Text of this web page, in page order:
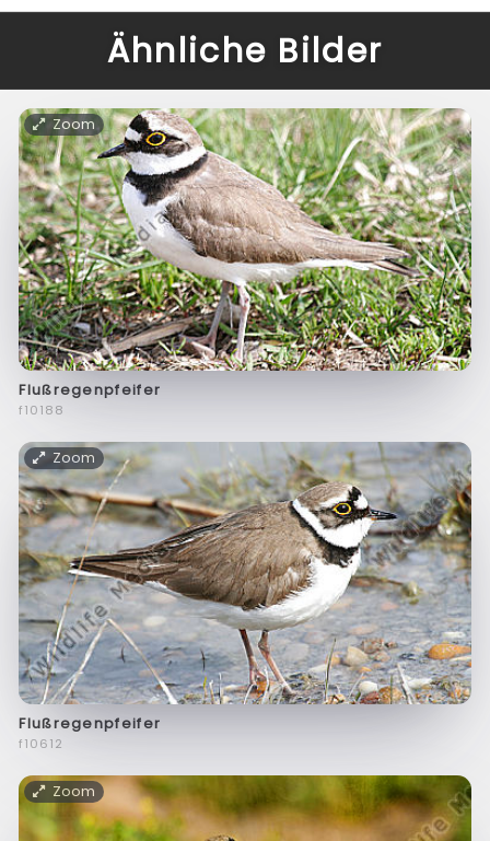
Ähnliche Bilder
Zoom
Flußregenpfeifer
f10188
Zoom
Flußregenpfeifer
f10612
Zoom